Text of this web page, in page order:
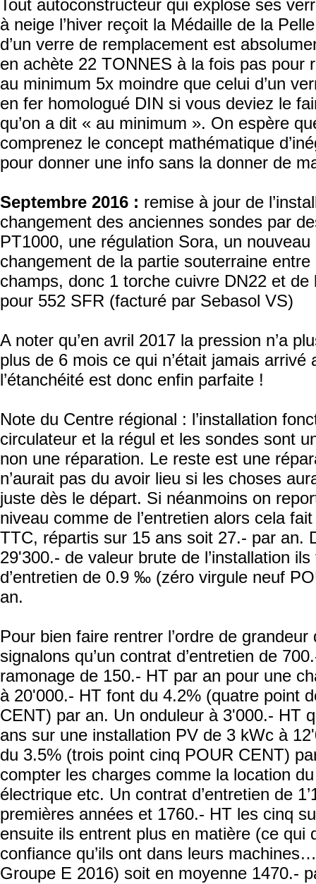
Tout autoconstructeur qui explose ses
à neige l’hiver reçoit la Médaille de la
d’un verre de remplacement est
en achète 22 TONNES à la fois pas pour
au minimum 5x moindre que celui d’un
en fer homologué DIN si vous deviez le
qu’on a dit « au minimum ». On espère
comprenez le concept mathématique
pour donner une info sans la donner de
Septembre 2016 : remise à jour de
changement des anciennes sondes par
PT1000, une régulation Sora, un nouveau
changement de la partie souterraine entre
champs, donc 1 torche cuivre DN22 et de
pour 552 SFR (facturé par Sebasol VS)
A noter qu’en avril 2017 la pression n’a
plus de 6 mois ce qui n’était jamais arrivé
l’étanchéité est donc enfin parfaite !
Note du Centre régional : l’installation
circulateur et la régul et les sondes sont
non une réparation. Le reste est une
n’aurait pas du avoir lieu si les choses
juste dès le départ. Si néanmoins on
niveau comme de l’entretien alors cela
TTC, répartis sur 15 ans soit 27.- par an.
29'300.- de valeur brute de l’installation
d’entretien de 0.9 ‰ (zéro virgule neuf
an.
Pour bien faire rentrer l’ordre de
signalons qu’un contrat d’entretien de
ramonage de 150.- HT par an pour une
à 20'000.- HT font du 4.2% (quatre point
CENT) par an. Un onduleur à 3'000.- HT
ans sur une installation PV de 3 kWc à
du 3.5% (trois point cinq POUR CENT)
compter les charges comme la location
électrique etc. Un contrat d’entretien de
premières années et 1760.- HT les cinq
ensuite ils entrent plus en matière (ce qui
confiance qu’ils ont dans leurs
Groupe E 2016) soit en moyenne 1470.-